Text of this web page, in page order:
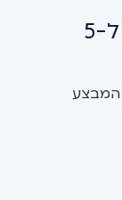
הטבת קיץ: 2 ילדים חינם ל-5
המבצע